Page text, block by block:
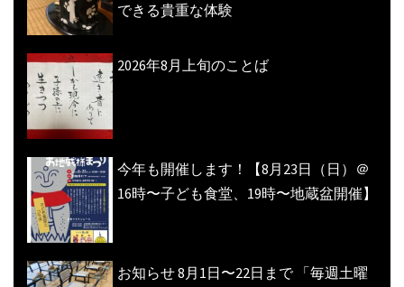
できる貴重な体験
2026年8月上旬のことば
今年も開催します！【8月23日（日）＠
16時〜子ども食堂、19時〜地蔵盆開催】
お知らせ 8月1日〜22日まで 「毎週土曜